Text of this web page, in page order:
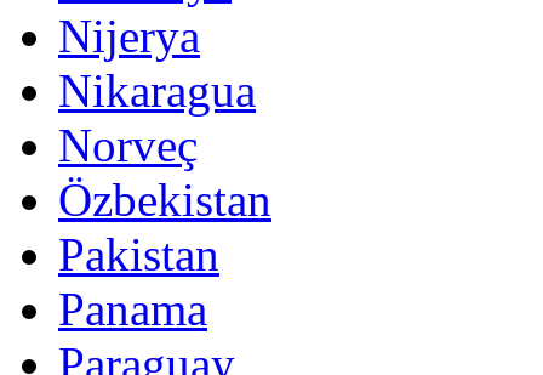
Nijerya
Nikaragua
Norveç
Özbekistan
Pakistan
Panama
Paraguay